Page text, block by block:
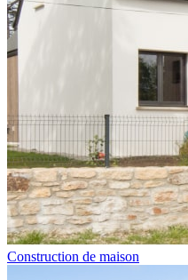
Construction de maison